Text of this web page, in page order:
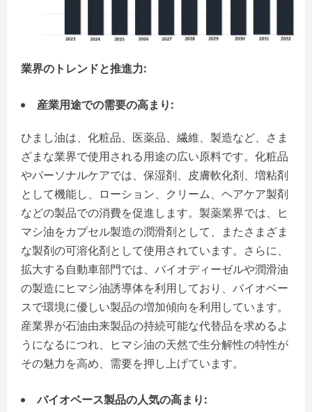
業界のトレンドと推進力:
産業用途での需要の高まり:
ひまし油は、化粧品、医薬品、繊維、製造など、さま
ざまな業界で使用される用途の広い原料です。化粧品
やパーソナルケアでは、保湿剤、皮膚軟化剤、増粘剤
として機能し、ローション、クリーム、ヘアケア製剤
などの製品での消費を促進します。製薬業界では、ヒ
マシ油をカプセル製造の潤滑剤として、またさまざま
な製剤の可溶化剤として使用されています。さらに、
拡大する自動車部門では、バイオディーゼルや潤滑油
の製造にヒマシ油誘導体を利用しており、バイオベー
スで環境に優しい製品の増加傾向を利用しています。
産業界が石油由来製品の持続可能な代替品を求めるよ
うになるにつれ、ヒマシ油の天然で生分解性の特性が
その魅力を高め、需要を押し上げています。
バイオベース製品の人気の高まり: